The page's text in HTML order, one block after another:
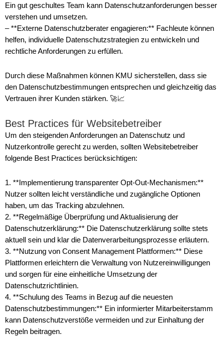
Ein gut geschultes Team kann Datenschutzanforderungen besser
verstehen und umsetzen.
– **Externe Datenschutzberater engagieren:** Fachleute können
helfen, individuelle Datenschutzstrategien zu entwickeln und
rechtliche Anforderungen zu erfüllen.
Durch diese Maßnahmen können KMU sicherstellen, dass sie
den Datenschutzbestimmungen entsprechen und gleichzeitig das
Vertrauen ihrer Kunden stärken. 🚀📈
Best Practices für Websitebetreiber
Um den steigenden Anforderungen an Datenschutz und
Nutzerkontrolle gerecht zu werden, sollten Websitebetreiber
folgende Best Practices berücksichtigen:
1. **Implementierung transparenter Opt-Out-Mechanismen:**
Nutzer sollten leicht verständliche und zugängliche Optionen
haben, um das Tracking abzulehnen.
2. **Regelmäßige Überprüfung und Aktualisierung der
Datenschutzerklärung:** Die Datenschutzerklärung sollte stets
aktuell sein und klar die Datenverarbeitungsprozesse erläutern.
3. **Nutzung von Consent Management Plattformen:** Diese
Plattformen erleichtern die Verwaltung von Nutzereinwilligungen
und sorgen für eine einheitliche Umsetzung der
Datenschutzrichtlinien.
4. **Schulung des Teams in Bezug auf die neuesten
Datenschutzbestimmungen:** Ein informierter Mitarbeiterstamm
kann Datenschutzverstöße vermeiden und zur Einhaltung der
Regeln beitragen.